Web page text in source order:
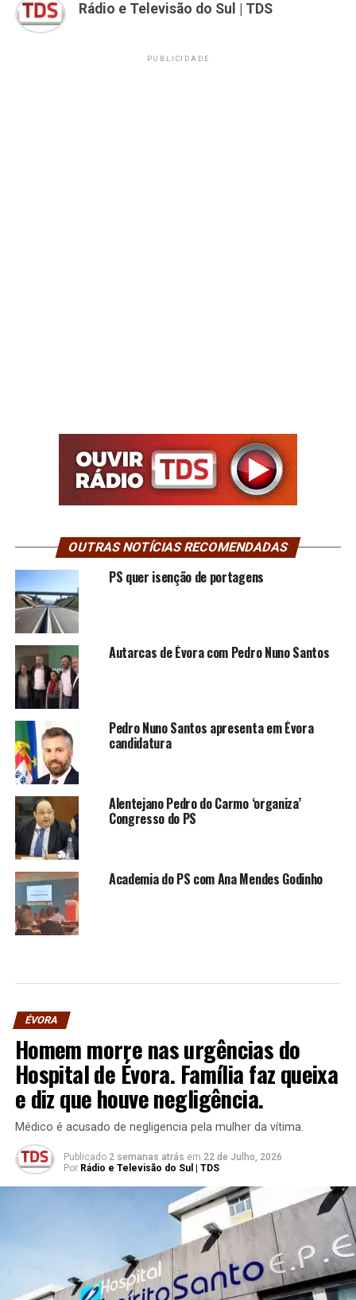
Rádio e Televisão do Sul | TDS
PUBLICIDADE
OUTRAS NOTÍCIAS RECOMENDADAS
PS quer isenção de portagens
Autarcas de Évora com Pedro Nuno Santos
Pedro Nuno Santos apresenta em Évora
candidatura
Alentejano Pedro do Carmo ‘organiza’
Congresso do PS
Academia do PS com Ana Mendes Godinho
ÉVORA
Homem morre nas urgências do
Hospital de Évora. Família faz queixa
e diz que houve negligência.
Médico é acusado de negligencia pela mulher da vítima.
Publicado 2 semanas atrás em 22 de Julho, 2026
Por Rádio e Televisão do Sul | TDS